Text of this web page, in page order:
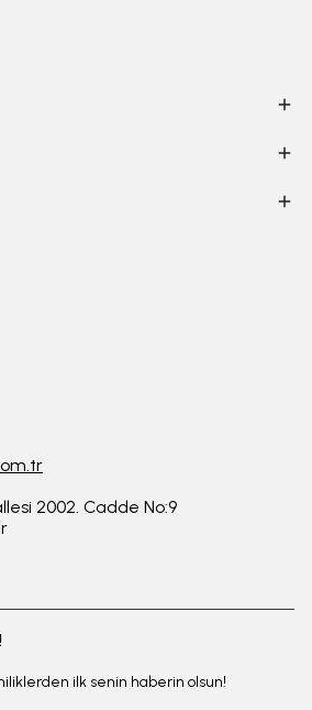
2002. Cadde No:9
ilk senin haberin olsun!